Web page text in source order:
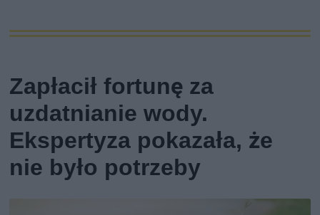
Zapłacił fortunę za
uzdatnianie wody.
Ekspertyza pokazała, że
nie było potrzeby